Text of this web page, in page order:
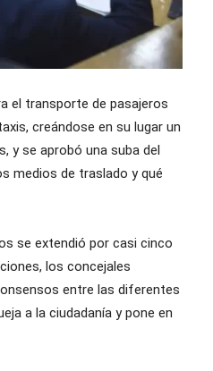
el transporte de pasajeros
creándose en su lugar un
y se aprobó una suba del
medios de traslado y qué
se extendió por casi cinco
los concejales
entre las diferentes
a la ciudadanía y pone en